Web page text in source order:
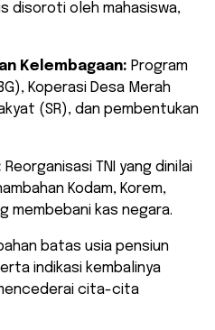
disoroti oleh mahasiswa,
Kelembagaan: Program
Koperasi Desa Merah
(SR), dan pembentukan
Reorganisasi TNI yang dinilai
Kodam, Korem,
membebani kas negara.
batas usia pensiun
indikasi kembalinya
cita-cita